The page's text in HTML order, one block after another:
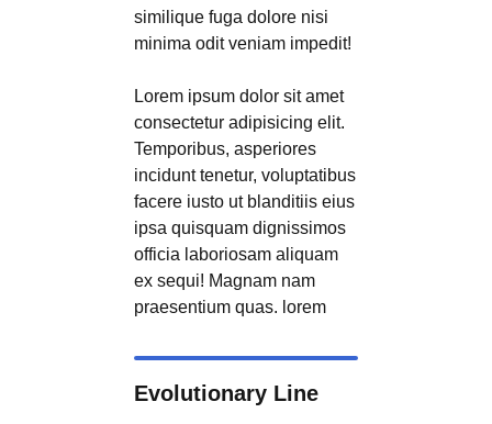
similique fuga dolore nisi
minima odit veniam impedit!
Lorem ipsum dolor sit amet
consectetur adipisicing elit.
Temporibus, asperiores
incidunt tenetur, voluptatibus
facere iusto ut blanditiis eius
ipsa quisquam dignissimos
officia laboriosam aliquam
ex sequi! Magnam nam
praesentium quas. lorem
Evolutionary Line